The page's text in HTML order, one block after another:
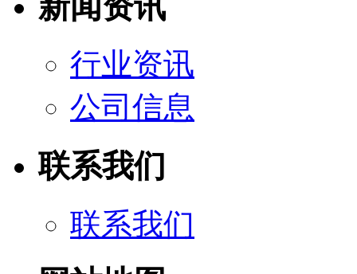
行业资讯
公司信息
联系我们
联系我们